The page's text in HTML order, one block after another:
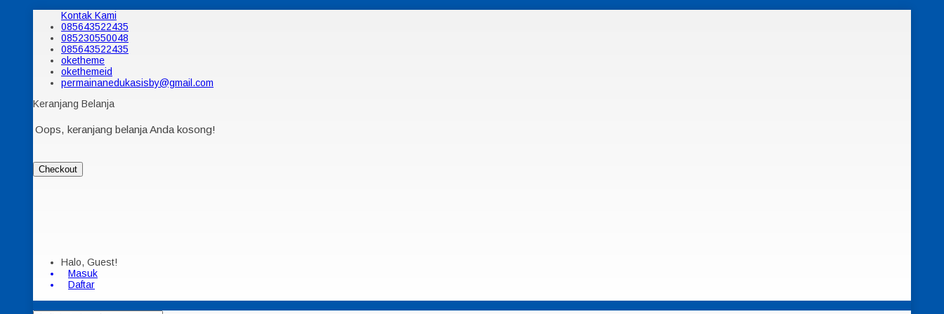
Kontak Kami
085643522435
085230550048
085643522435
oketheme
okethemeid
permainanedukasisby@gmail.com
Keranjang Belanja
Oops, keranjang belanja Anda kosong!
Checkout
Halo, Guest!
Masuk
Daftar